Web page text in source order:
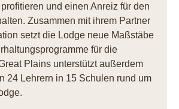
und einen Anreiz für den
Zusammen mit ihrem Partner
setzt die Lodge neue Maßstäbe
für die
Plains unterstützt außerdem
24 Lehrern in 15 Schulen rund um